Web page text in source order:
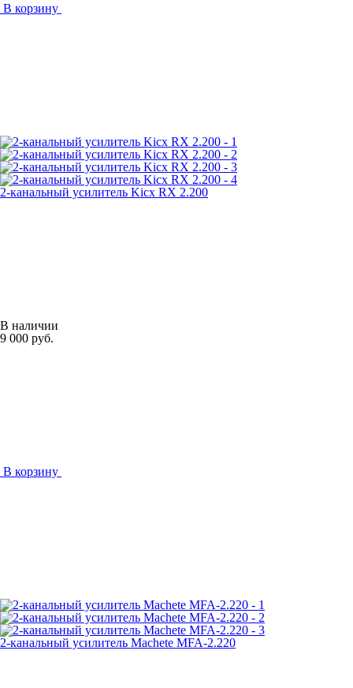
В корзину
2-канальный усилитель Kicx RX 2.200
В наличии
9 000 руб.
В корзину
2-канальный усилитель Machete MFA-2.220